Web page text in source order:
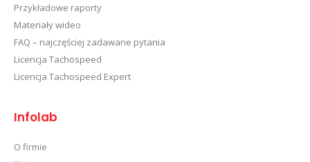
Przykładowe raporty
Materiały wideo
FAQ – najczęściej zadawane pytania
Licencja Tachospeed
Licencja Tachospeed Expert
Infolab
O firmie